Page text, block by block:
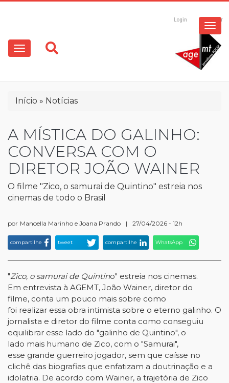
conteúdo
principal
Login Registrar
Main
navigation
Trilha
navegação
Início Notícias
A MÍSTICA DO GALINHO:
CONVERSA COM O
DIRETOR JOÃO WAINER
O filme "Zico, o samurai de Quintino" estreia nos
cinemas de todo o Brasil
por Manoella Marinho e Joana Prando | 27/04/2026 - 12h
compartilhe tweet compartilhe WhatsApp
"Zico, o samurai de Quintino" estreia nos cinemas.
Em entrevista à AGEMT, João Wainer, diretor do
filme, conta um pouco mais sobre como
foi realizar essa obra intimista sobre o eterno galinho. O
jornalista e diretor do filme conta como conseguiu
equilibrar esse lado do "galinho de Quintino", o
lado mais humano de Zico, com o "Samurai",
esse grande guerreiro jogador, sem que caísse no
clichê das biografias que enfatizam a doutrinação e a
idolatria. De acordo com Wainer, a trajetória de Zico